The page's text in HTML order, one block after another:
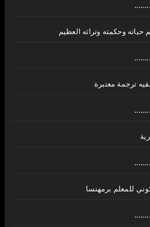
وحكمته وتراثه العظيم
ترجمة معتبرة
للمعلم برمهنسا